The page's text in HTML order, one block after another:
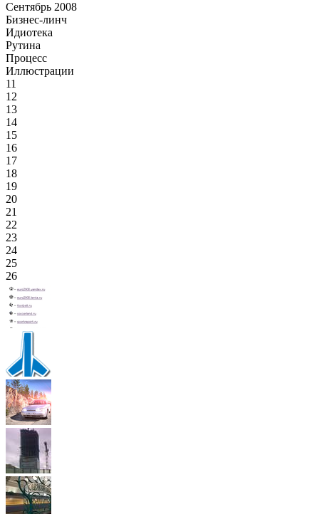
Сентябрь 2008
Бизнес-линч
Идиотека
Рутина
Процесс
Иллюстрации
11
12
13
14
15
16
17
18
19
20
21
22
23
24
25
26